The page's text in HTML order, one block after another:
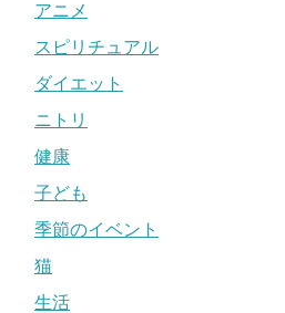
アニメ
スピリチュアル
ダイエット
ニトリ
健康
子ども
季節のイベント
猫
生活